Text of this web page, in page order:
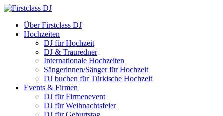
Über Firstclass DJ
Hochzeiten
DJ für Hochzeit
DJ & Trauredner
Internationale Hochzeiten
Sängerinnen/Sänger für Hochzeit
DJ buchen für Türkische Hochzeit
Events & Firmen
DJ für Firmenevent
DJ für Weihnachtsfeier
DJ für Geburtstag